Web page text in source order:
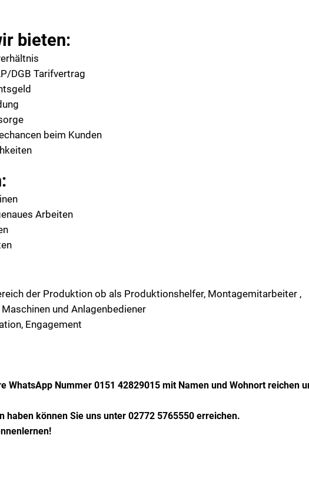
bieten:
DGB Tarifvertrag
beim Kunden
Arbeiten
der Produktion ob als Produktionshelfer, Montagemitarbeiter ,
und Anlagenbediener
Engagement
WhatsApp Nummer 0151 42829015 mit Namen und Wohnort reichen
haben können Sie uns unter 02772 5765550 erreichen.